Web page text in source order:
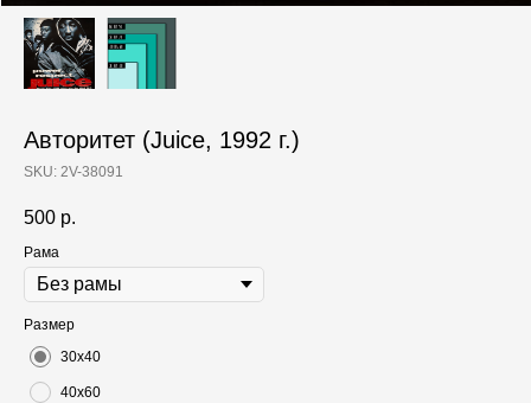
Авторитет (Juice, 1992 г.)
SKU: 2V-38091
500 р.
Рама
Размер
30х40
40х60